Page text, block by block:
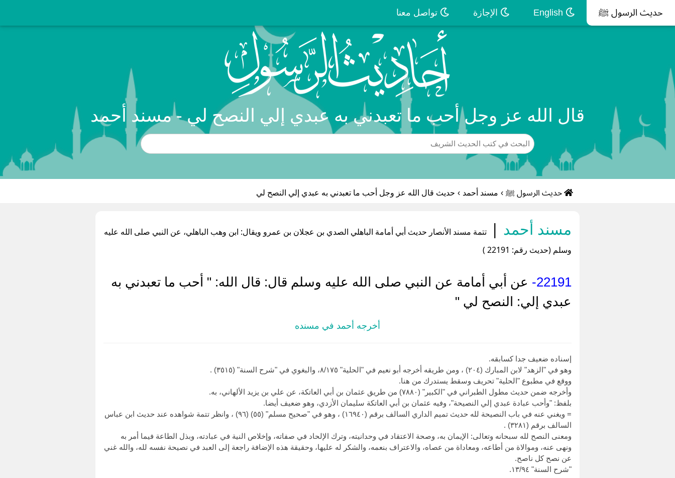
حديث الرسول ﷺ الإجازة تواصل معنا
قال الله عز وجل أحب ما تعبدني به عبدي إلي النصح لي - مسند أحمد
حديث الرسول ﷺ › مسند أحمد › حديث قال الله عز وجل أحب ما تعبدني به عبدي إلي النصح لي
مسند أحمد |
تتمة مسند الأنصار حديث أبي أمامة الباهلي الصدي بن عجلان بن عمرو ويقال: ابن وهب الباهلي، عن النبي صلى الله عليه
وسلم (حديث رقم: 22191 )
22191-
عن أبي أمامة عن النبي صلى الله عليه وسلم قال: قال الله: " أحب ما تعبدني به
عبدي إلي: النصح لي "
أخرجه أحمد في مسنده
إسناده ضعيف جدا كسابقه.
وهو في "الزهد" لابن المبارك (٢٠٤) ، ومن طريقه أخرجه أبو نعيم في "الحلية" ٨/١٧٥، والبغوي في "شرح السنة" (٣٥١٥) .
ووقع في مطبوع "الحلية" تحريف وسقط يستدرك من هنا.
وأخرجه ضمن حديث مطول الطبراني في "الكبير" (٧٨٨٠) من طريق عثمان بن أبي العاتكة، عن علي بن يزيد الألهاني، به.
بلفظ: "وأحب عبادة عبدي إلي النصيحة"، وفيه عثمان بن أبي العاتكة سليمان الأزدي، وهو ضعيف أيضا.
= ويغني عنه في باب النصيحة لله حديث تميم الداري السالف برقم (١٦٩٤٠) ، وهو في "صحيح مسلم" (٥٥) (٩٦) ، وانظر تتمة شواهده عند حديث ابن عباس
السالف برقم (٣٢٨١) .
ومعنى النصح لله سبحانه وتعالى: الإيمان به، وصحة الاعتقاد في وحدانيته، وترك الإلحاد في صفاته، وإخلاص النية في عبادته، وبذل الطاعة فيما أمر به
ونهى عنه، وموالاة من أطاعه، ومعاداة من عصاه، والاعتراف بنعمه، والشكر له عليها، وحقيقة هذه الإضافة راجعة إلى العبد في نصيحة نفسه لله، والله غني
عن نصح كل ناصح.
"شرح السنة" ١٣/٩٤.